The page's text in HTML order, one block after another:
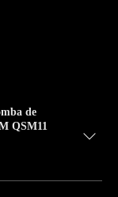
de
QSM11